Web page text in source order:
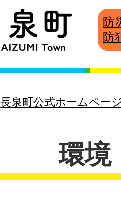
防
防
長泉町公式ホームペー
環境